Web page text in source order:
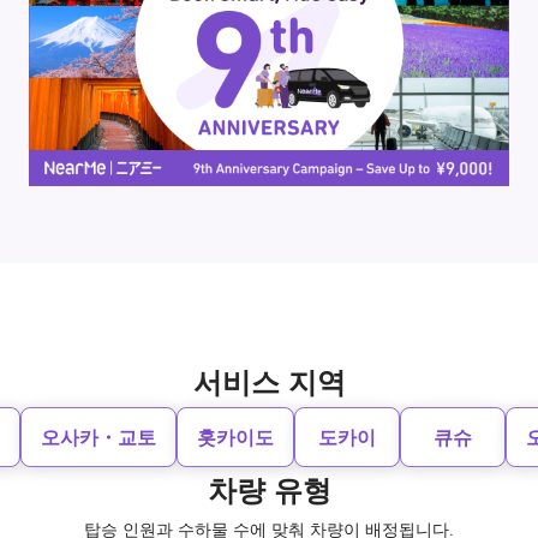
서비스 지역
오사카・교토 홋카이도 도카이 큐슈
차량 유형
탑승 인원과 수하물 수에 맞춰 차량이 배정됩니다.